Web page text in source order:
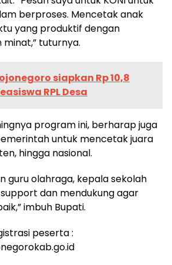
berproses. Mencetak anak
yang produktif dengan
tuturnya.
siapkan Rp 10,8
RPL Desa
program ini, berharap juga
untuk mencetak juara
hingga nasional.
guru olahraga, kepala sekolah
dan mendukung agar
imbuh Bupati.
peserta :